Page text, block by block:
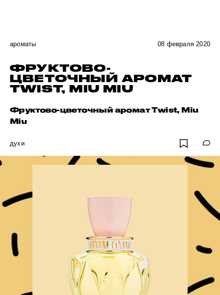
ароматы 08 февраля 2020
ФРУКТОВО-
ЦВЕТОЧНЫЙ АРОМАТ
TWIST, MIU MIU
Фруктово-цветочный аромат Twist, Miu
Miu
духи